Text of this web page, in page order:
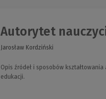
Autorytet
Jarosław Kordziński
Opis źródeł i sposobów
edukacji.